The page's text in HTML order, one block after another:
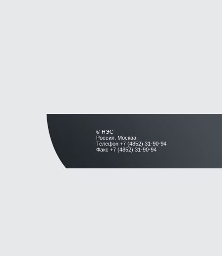
© НЭС
Россия. Москва
Телефон +7 (4852) 31-90-94
Факс +7 (4852) 31-90-94